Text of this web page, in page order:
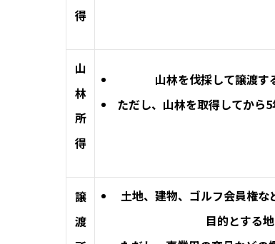
得
山
林
所
得
山林を伐採して譲渡
ただし、山林を取得してから
譲
渡
土地、建物、ゴルフ会員権
目的とする